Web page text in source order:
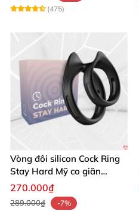
(475)
Vòng đôi silicon Cock Ring
Stay Hard Mỹ co giãn
chống xuất tinh sớm
270.000₫
289.000₫
-7%